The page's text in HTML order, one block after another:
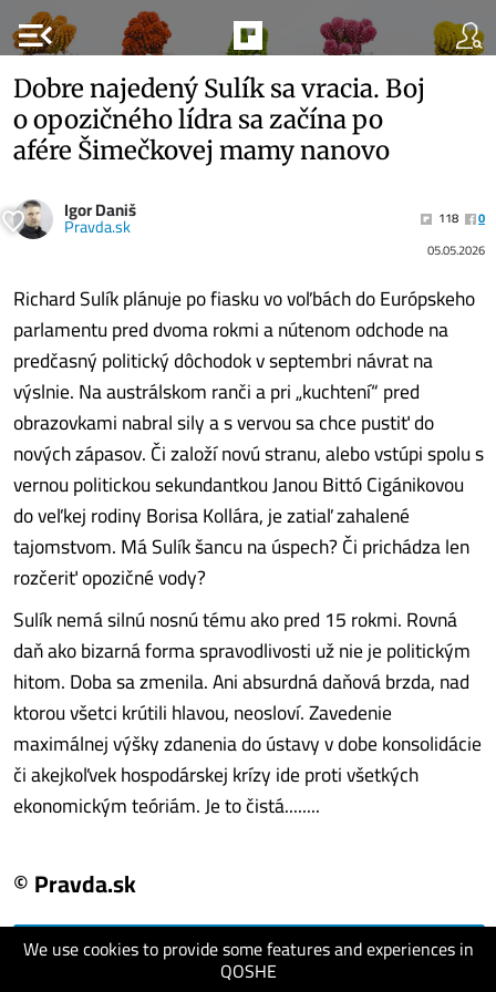
menu_open
We use cookies to provide some features and experiences in
QOSHE
Dobre najedený Sulík sa vracia. Boj
o opozičného lídra sa začína po
afére Šimečkovej mamy nanovo
Igor Daniš
Pravda.sk 118
0
05.05.2026
Richard Sulík plánuje po fiasku vo voľbách do Európskeho
parlamentu pred dvoma rokmi a nútenom odchode na
predčasný politický dôchodok v septembri návrat na
výslnie. Na austrálskom ranči a pri „kuchtení“ pred
obrazovkami nabral sily a s vervou sa chce pustiť do
nových zápasov. Či založí novú stranu, alebo vstúpi spolu s
vernou politickou sekundantkou Janou Bittó Cigánikovou
do veľkej rodiny Borisa Kollára, je zatiaľ zahalené
tajomstvom. Má Sulík šancu na úspech? Či prichádza len
rozčeriť opozičné vody?
Sulík nemá silnú nosnú tému ako pred 15 rokmi. Rovná
daň ako bizarná forma spravodlivosti už nie je politickým
hitom. Doba sa zmenila. Ani absurdná daňová brzda, nad
ktorou všetci krútili hlavou, neosloví. Zavedenie
maximálnej výšky zdanenia do ústavy v dobe konsolidácie
či akejkoľvek hospodárskej krízy ide proti všetkých
ekonomickým teóriám. Je to čistá........
© Pravda.sk
visit website